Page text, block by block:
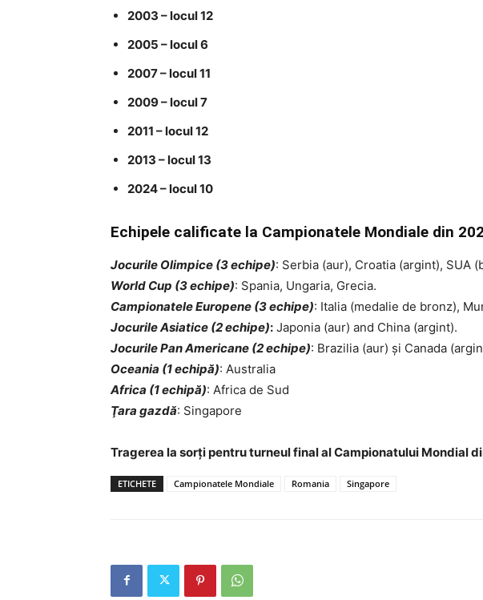
2003 – locul 12
2005 – locul 6
2007 – locul 11
2009 – locul 7
2011 – locul 12
2013 – locul 13
2024 – locul 10
Echipele calificate la Campionatele Mondiale din
Jocurile Olimpice (3 echipe): Serbia (aur), Croatia (argint), SUA
World Cup (3 echipe): Spania, Ungaria, Grecia.
Campionatele Europene (3 echipe): Italia (medalie de bronz),
Jocurile Asiatice (2 echipe): Japonia (aur) and China (argint).
Jocurile Pan Americane (2 echipe): Brazilia (aur) şi Canada
Oceania (1 echipă): Australia
Africa (1 echipă): Africa de Sud
Ţara gazdă: Singapore
Tragerea la sorți pentru turneul final al Campionatului Mondial
ETICHETE Campionatele Mondiale Romania Singapore